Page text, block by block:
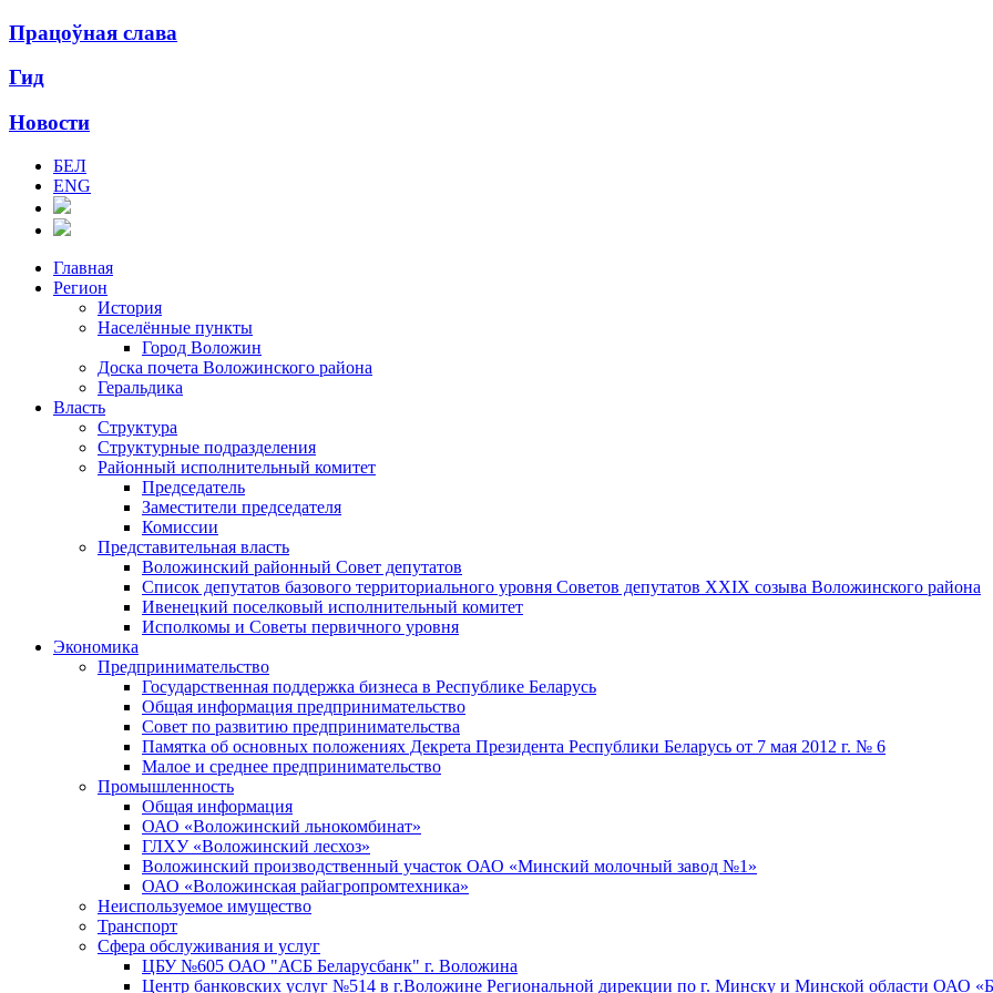
Працоўная слава
Гид
Новости
БЕЛ
ENG
Главная
Регион
История
Населённые пункты
Город Воложин
Доска почета Воложинского района
Геральдика
Власть
Структура
Структурные подразделения
Районный исполнительный комитет
Председатель
Заместители председателя
Комиссии
Представительная власть
Воложинский районный Совет депутатов
Список депутатов базового территориального уровня Советов депутатов ХХIХ созыва Воложинского района
Ивенецкий поселковый исполнительный комитет
Исполкомы и Советы первичного уровня
Экономика
Предпринимательство
Государственная поддержка бизнеса в Республике Беларусь
Общая информация предпринимательство
Совет по развитию предпринимательства
Памятка об основных положениях Декрета Президента Республики Беларусь от 7 мая 2012 г. № 6
Малое и среднее предпринимательство
Промышленность
Общая информация
ОАО «Воложинский льнокомбинат»
ГЛХУ «Воложинский лесхоз»
Воложинский производственный участок ОАО «Минский молочный завод №1»
ОАО «Воложинская райагропромтехника»
Неиспользуемое имущество
Транспорт
Сфера обслуживания и услуг
ЦБУ №605 ОАО "АСБ Беларусбанк" г. Воложина
Центр банковских услуг №514 в г.Воложине Региональной дирекции по г. Минску и Минской области ОАО